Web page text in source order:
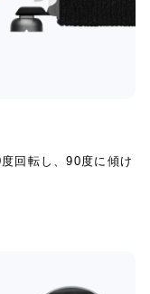
回転し、90度に傾け